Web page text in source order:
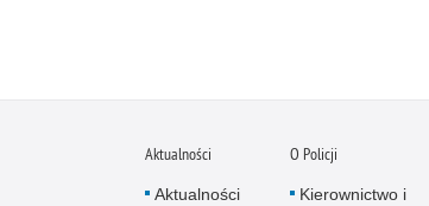
Aktualności
Aktualności
O Policji
Kierownictwo i